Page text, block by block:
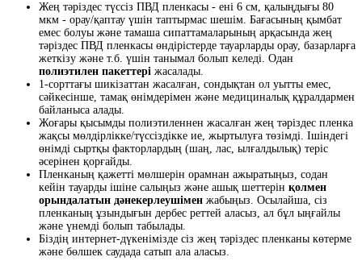
Жең тәріздес түссіз ПВД пленкасы - ені 6 см, қалыңдығы 80
мкм - орау/қаптау үшін таптырмас шешім. Бағасының қымбат
емес болуы және тамаша сипаттамаларының арқасында жең
тәріздес ПВД пленкасы өндірістерде тауарларды орау, базарларға
жеткізу және т.б. үшін танымал болып келеді. Одан
полиэтилен пакеттері жасалады.
1-сорттағы шикізаттан жасалған, сондықтан ол уытты емес,
сәйкесінше, тамақ өнімдерімен және медициналық құралдармен
байланыса алады.
Жоғары қысымды полиэтиленнен жасалған жең тәріздес пленка
жақсы мөлдірлікке/түссіздікке ие, жыртылуға төзімді. Ішіндегі
өнімді сыртқы факторлардың (шаң, лас, ылғалдылық) теріс
әсерінен қорғайды.
Пленканың қажетті мөлшерін орамнан ажыратыңыз, содан
кейін тауарды ішіне салыңыз және ашық шеттерін қолмен
орындалатын дәнекерлеушімен жабыңыз. Осылайша, сіз
пленканың ұзындығын дербес реттей аласыз, ал бұл ыңғайлы
және үнемді болып табылады.
Біздің интернет-дүкенімізде сіз жең тәріздес пленканы көтерме
және бөлшек саудада сатып ала аласыз.